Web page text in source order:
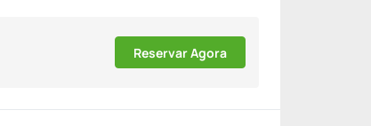
Reservar Agora